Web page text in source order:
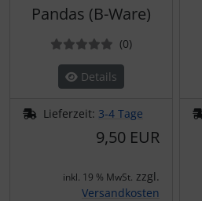
Pandas (B-Ware)
(0Bewertungen
)
Details
Lieferzeit: 3-4 Tage
9,50 EUR
inkl. 19 % MwSt. zzgl.
Versandkosten